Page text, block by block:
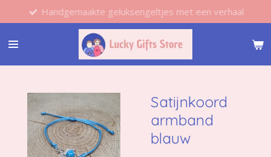
direct
naar
hoofdinhoud
Handgemaakte geluksengeltjes met een verhaal
Satijnkoord
armband
blauw